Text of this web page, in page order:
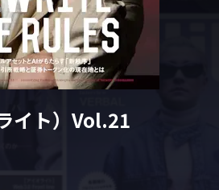
イト）Vol.21